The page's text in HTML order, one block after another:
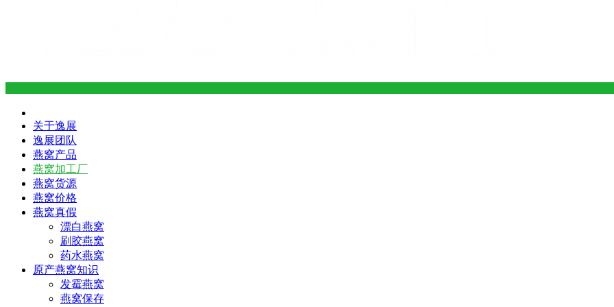
关于逸展
逸展团队
燕窝产品
燕窝加工厂
燕窝货源
燕窝价格
燕窝真假
漂白燕窝
刷胶燕窝
药水燕窝
原产燕窝知识
发霉燕窝
燕窝保存